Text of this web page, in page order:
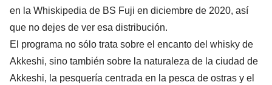
en la Whiskipedia de BS Fuji en diciembre de 2020, así
que no dejes de ver esa distribución.
El programa no sólo trata sobre el encanto del whisky de
Akkeshi, sino también sobre la naturaleza de la ciudad de
Akkeshi, la pesquería centrada en la pesca de ostras y el